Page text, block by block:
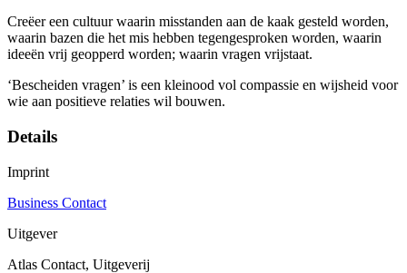
Creëer een cultuur waarin misstanden aan de kaak gesteld worden,
waarin bazen die het mis hebben tegengesproken worden, waarin
ideeën vrij geopperd worden; waarin vragen vrijstaat.
‘Bescheiden vragen’ is een kleinood vol compassie en wijsheid voor
wie aan positieve relaties wil bouwen.
Details
Imprint
Business Contact
Uitgever
Atlas Contact, Uitgeverij